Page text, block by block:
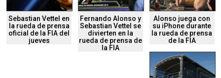
Sebastian Vettel en
la rueda de prensa
oficial de la FIA del
jueves
Fernando Alonso y
Sebastian Vettel se
divierten en la
rueda de prensa de
la FIA
Alonso juega con
su iPhone durante
la rueda de prensa
de la FIA